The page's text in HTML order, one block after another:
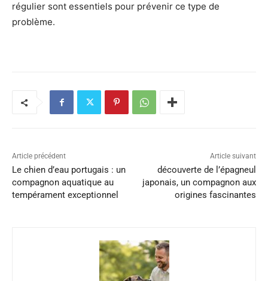
régulier sont essentiels pour prévenir ce type de
problème.
Article précédent
Le chien d’eau portugais : un
compagnon aquatique au
tempérament exceptionnel
Article suivant
découverte de l’épagneul
japonais, un compagnon aux
origines fascinantes